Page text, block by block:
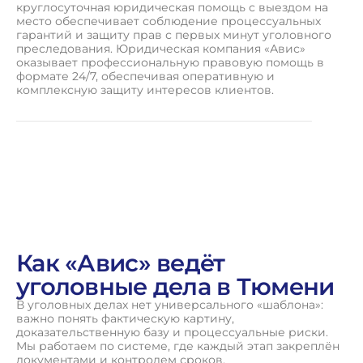
круглосуточная юридическая помощь с выездом на
место обеспечивает соблюдение процессуальных
гарантий и защиту прав с первых минут уголовного
преследования. Юридическая компания «Авис»
оказывает профессиональную правовую помощь в
формате 24/7, обеспечивая оперативную и
комплексную защиту интересов клиентов.
Как «Авис» ведёт
уголовные дела в Тюмени
В уголовных делах нет универсального «шаблона»:
важно понять фактическую картину,
доказательственную базу и процессуальные риски.
Мы работаем по системе, где каждый этап закреплён
документами и контролем сроков.